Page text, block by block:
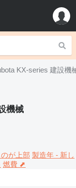
KX-series 建設機
機械
が上部 製造年 - 新し
燃費 ⬈